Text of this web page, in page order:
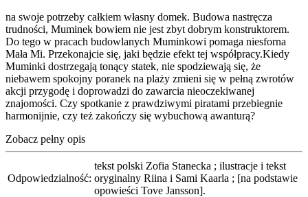
na swoje potrzeby całkiem własny domek. Budowa nastręcza
trudności, Muminek bowiem nie jest zbyt dobrym konstruktorem.
Do tego w pracach budowlanych Muminkowi pomaga niesforna
Mała Mi. Przekonajcie się, jaki będzie efekt tej współpracy.Kiedy
Muminki dostrzegają tonący statek, nie spodziewają się, że
niebawem spokojny poranek na plaży zmieni się w pełną zwrotów
akcji przygodę i doprowadzi do zawarcia nieoczekiwanej
znajomości. Czy spotkanie z prawdziwymi piratami przebiegnie
harmonijnie, czy też zakończy się wybuchową awanturą?
Zobacz pełny opis
Odpowiedzialność:
tekst polski Zofia Stanecka ; ilustracje i tekst
oryginalny Riina i Sami Kaarla ; [na podstawie
opowieści Tove Jansson].